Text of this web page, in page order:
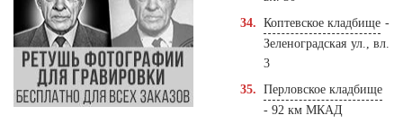
Коптевское кладбище -
Зеленоградская ул., вл.
3
Перловское кладбище
- 92 км МКАД